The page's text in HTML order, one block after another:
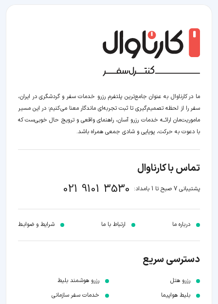
ما در کارناوال به عنوان جامع‌ترین پلتفرم رزرو خدمات سفر و گردشگری در ایران،
سفر را از لحظه‌ تصمیم‌گیری تا ثبت تجربه‌ای ماندگار معنا می‌کنیم؛ در این مسیر‍
ماموریت‌مان اراﺋــﻪ خدمات رزرو آسان، راهنمای واقعی و ترویج حال خوبی‌ست که
با دعوت به حرکت، پویایی و شادی جمعی همراه باشد.
تماس با کارناوال
پشتیبانی 7 صبح تا 1 بامداد: 021 9101 3530
درباره ما ارتباط با ما شرایط و ضوابـط
دسترسی سریع
رزرو هتل
بلیط هواپیما
رزرو هوشمند بلیط
خدمات سفر سازمانی